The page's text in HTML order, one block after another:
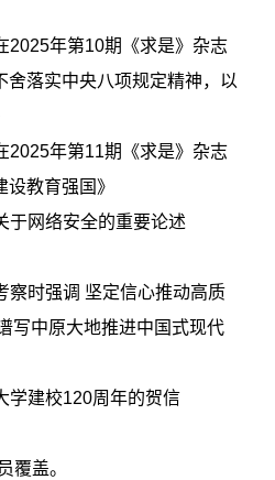
2025年第10期《求是》杂志
舍落实中央八项规定精神，以
2025年第11期《求是》杂志
教育强国》
于网络安全的重要论述
察时强调 坚定信心推动高质
写中原大地推进中国式现代
学建校120周年的贺信
覆盖。